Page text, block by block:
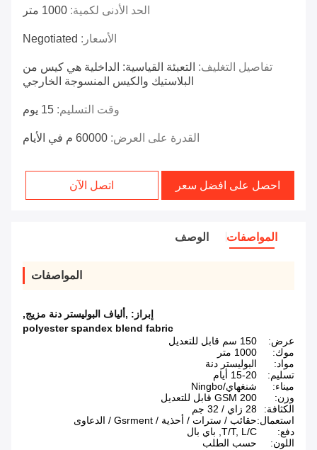
الحد الأدنى لكمية: 1000 متر
الأسعار: Negotiated
تفاصيل التغليف: التعبئة القياسية: الداخلية هي كيس من
البلاستيك والكيس المنسوجة الخارجي
وقت التسليم: 15 يوم
القدرة على العرض: 60000 م في الأيام
احصل على افضل سعر اتصل الآن
المواصفات الوصف
المواصفات
إبراز: ,ألياف البوليستر دنة مزيج,
polyester spandex blend fabric
عرض:
150 سم قابل للتعديل
موك:
1000 متر
مواد:
البوليستر دنة
تسليم:
15-20 أيام
ميناء:
شنغهاي/Ningbo
وزن:
200 GSM قابل للتعديل
الكثافة:
28 زاي / 32 جم
استعمال:حقائب / سترات / أحذية / Gsrment / الدعاوى
دفع:
T/T, L/C, باي بال
اللون:
حسب الطلب